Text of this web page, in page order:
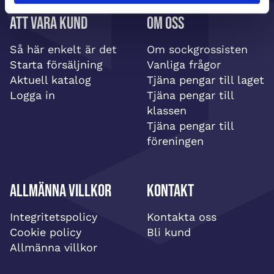
Att vara kund
Så här enkelt är det
Starta försäljning
Aktuell katalog
Logga in
Om oss
Om sockgrossisten
Vanliga frågor
Tjäna pengar till laget
Tjäna pengar till
klassen
Tjäna pengar till
föreningen
Allmänna villkor
Integritetspolicy
Cookie policy
Allmänna villkor
Kontakt
Kontakta oss
Bli kund